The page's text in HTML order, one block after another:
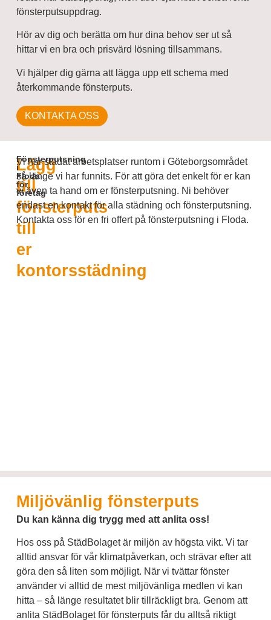
fönsterputsuppdrag.
Hör av dig och berätta om hur dina behov ser ut så
hittar vi en bra och prisvärd lösning tillsammans.
Vi hjälper dig gärna att lägga upp ett schema med
återkommande fönsterputs.
KONTAKTA OSS
Lägg
till
fönsterputs
till
er
kontorsstädning
Fönsterputsning
i
Floda
för
företag
Vi har städat arbetsplatser runtom i Göteborgsområdet
så länge vi har funnits. För att göra det enkelt för er kan
vi även ta hand om er fönsterputsning. Ni behöver
endast en kontakt för alla städning och fönsterputsning.
Kontakta oss för en fri offert på fönsterputsning i Floda.
Miljövänlig fönsterputs
Du kan känna dig trygg med att anlita oss!
Hos oss på StädBolaget är miljön av högsta vikt. Vi tar
alltid ansvar för vår klimatpåverkan, och strävar efter att
göra den så liten som möjligt. När vi tvättar fönster
använder vi alltid de mest miljövänliga medlen vi kan
hitta – så länge resultatet blir tillräckligt bra. Genom att
anlita StädBolaget för fönsterputs får du alltså riktigt